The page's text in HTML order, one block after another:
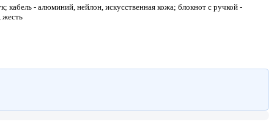
- алюминий, нейлон, искусственная кожа; блокнот с ручкой -
жесть